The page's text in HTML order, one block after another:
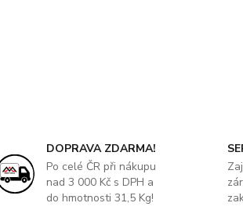
DOPRAVA ZDARMA!
Po celé ČR při nákupu
nad 3 000 Kč s DPH a
do hmotnosti 31,5 Kg!